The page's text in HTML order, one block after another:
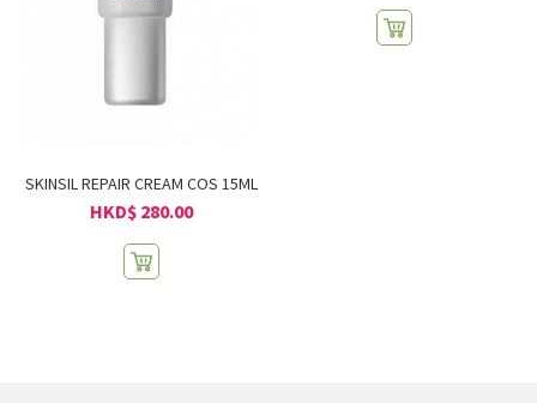
SKINSIL REPAIR CREAM COS 15ML
HKD$ 280.00